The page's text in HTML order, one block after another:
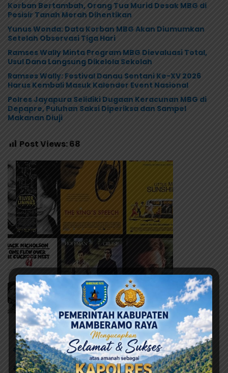
Korban Bertambah, Orang Tua Murid Desak MBG di
Pesisir Tanah Merah Dihentikan
Yunus Wonda: Data Korban MBG Akan Diumumkan
Setelah Observasi Tiga Hari
Ramses Wally Minta Program MBG Dievaluasi Total,
Usul Dana Langsung Dikelola Sekolah
Ramses Wally: Festival Danau Sentani Ke-XV 2026
Harus Kembali Masuk Kalender Event Nasional
Polres Jayapura Selidiki Dugaan Keracunan MBG di
Depapre, Puluhan Saksi Diperiksa dan Sampel
Makanan Diuji
Post Views:68
# DPRD Kabupaten Jayapura
# Nota Kesepahaman tentang KUA PPAS APBD
# Pemkab Jayapura